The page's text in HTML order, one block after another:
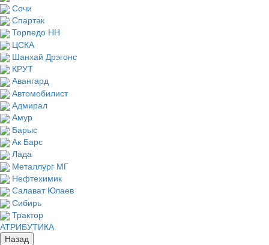
Сочи
Спартак
Торпедо НН
ЦСКА
Шанхай Дрэгонс
КРУТ
Авангард
Автомобилист
Адмирал
Амур
Барыс
Ак Барс
Лада
Металлург МГ
Нефтехимик
Салават Юлаев
Сибирь
Трактор
АТРИБУТИКА
Назад